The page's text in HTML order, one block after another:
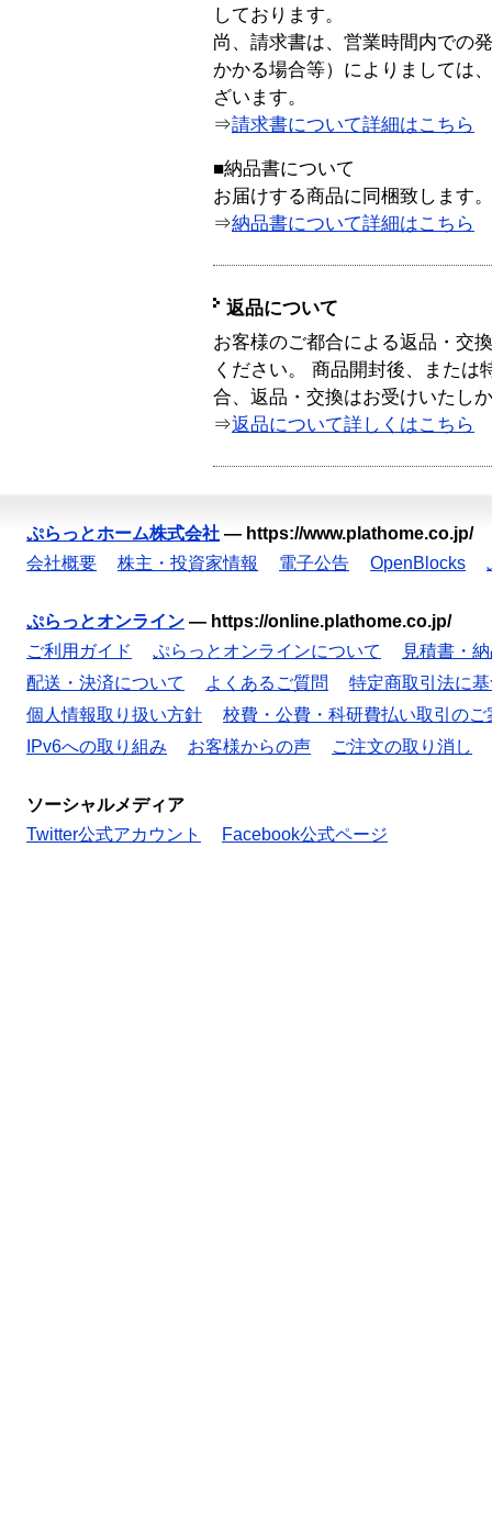
しております。
尚、請求書は、営業時間内での
かかる場合等）によりましては
ざいます。
⇒請求書について詳細はこちら
■納品書について
お届けする商品に同梱致します。
⇒納品書について詳細はこちら
返品について
お客様のご都合による返品・交
ください。 商品開封後、または
合、返品・交換はお受けいたし
⇒返品について詳しくはこちら
ぷらっとホーム株式会社 — https://www.plathome.co.jp/
会社概要
株主・投資家情報 電子公告 OpenBlocks
ぷらっとオンライン — https://online.plathome.co.jp/
ご利用ガイド
ぷらっとオンラインについて
見積書・
配送・決済について
よくあるご質問
特定商取引法に
個人情報取り扱い方針
校費・公費・科研費払い取引のご
IPv6への取り組み
お客様からの声 ご注文の取り消し
ソーシャルメディア
Twitter公式アカウント
Facebook公式ページ